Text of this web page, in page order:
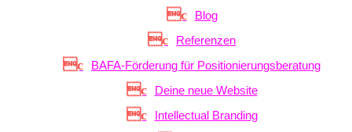
Blog
Referenzen
BAFA-Förderung für Positionierungsberatung
Deine neue Website
Intellectual Branding